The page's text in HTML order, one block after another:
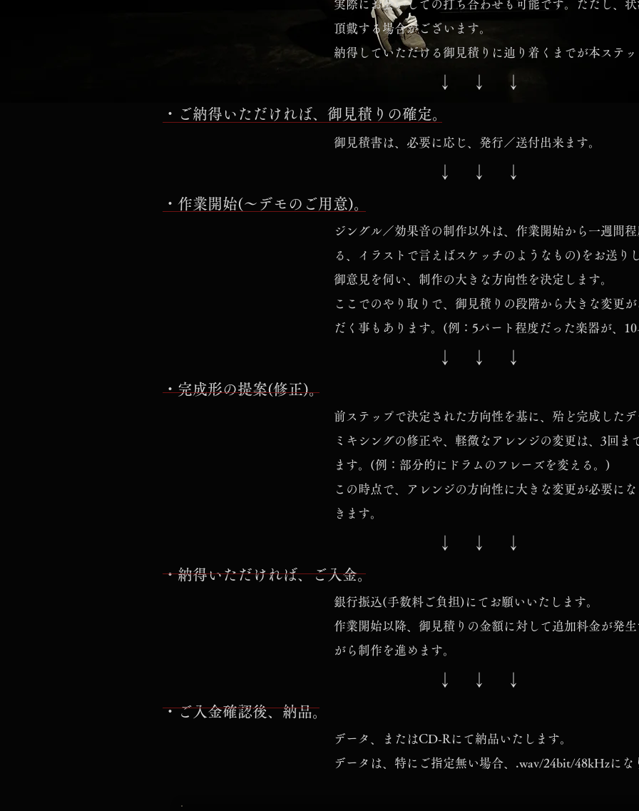
実際にお会いしての打ち合わせも可能です。ただし、
頂戴する場合がございます。
納得していただける御見積りに辿り着くまでが本ステッ
↓ ↓ ↓
・ご納得いただければ、御見積りの確定。
御見積書は、必要に応じ、発行／送付出来ます。
↓ ↓ ↓
・作業開始(～デモのご用意)。
ジングル／効果音の制作以外は、作業開始から一週間
る、イラストで言えばスケッチのようなもの)をお送り
御意見を伺い、制作の大きな方向性を決定します。
ここでのやり取りで、御見積りの段階から大きな変更
だく事もあります。(例：5パート程度だった楽器が、
↓ ↓ ↓
・完成形の提案(修正)。
前ステップで決定された方向性を基に、殆ど完成したデ
ミキシングの修正や、軽微なアレンジの変更は、3回ま
ます。(例：部分的にドラムのフレーズを変える。)
この時点で、アレンジの方向性に大きな変更が必要に
きます。
↓ ↓ ↓
・納得いただければ、ご入金。
銀行振込(手数料ご負担)にてお願いいたします。
作業開始以降、御見積りの金額に対して追加料金が発
がら制作を進めます。
↓ ↓ ↓
・ご入金確認後、納品。
データ、またはCD-Rにて納品いたします。
データは、特にご指定無い場合、.wav/24bit/48kHzにな